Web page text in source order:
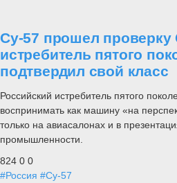
Су-57 прошел
истребитель пятого
подтвердил свой класс
Российский истребитель пятого
воспринимать как машину «на
только на авиасалонах и в
промышленности.
824 0 0
#Россия #Су-57